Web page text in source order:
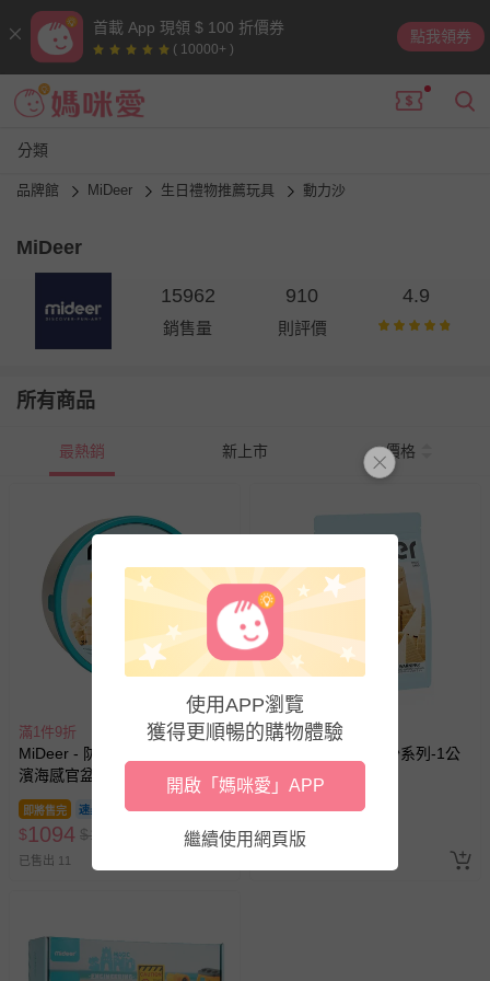
首載 App 現領 $ 100 折價券
( 10000+ )
點我領券
分類
品牌館 MiDeer 生日禮物推薦玩具 動力沙
MiDeer
15962
銷售量
910
則評價
4.9
所有商品
最熱銷 新上市 價格
滿1件9折
MiDeer - 防水百變沙系列-奇趣
濱海感官盆組
即將售完
$1094 $1350
已售出 11
滿1件9折
MiDeer - 防水百變沙系列-1公
斤補充包
即將售完
$389
使用APP瀏覽
獲得更順暢的購物體驗
開啟「媽咪愛」APP
繼續使用網頁版